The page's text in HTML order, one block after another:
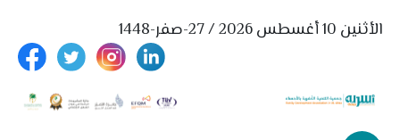
الأثنين 10 أغسطس 2026 / 27-صفر-1448